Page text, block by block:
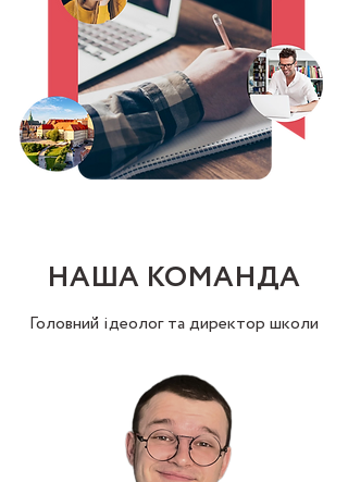
НАША КОМАНДА
Головний ідеолог та директор школи